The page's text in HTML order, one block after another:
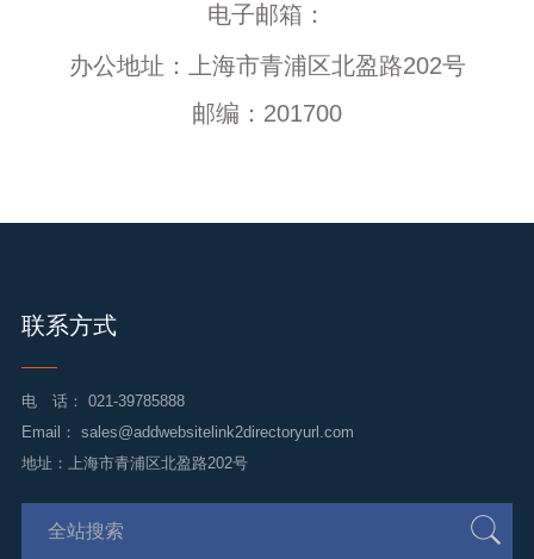
电子邮箱：
办公地址：上海市青浦区北盈路202号
邮编：201700
联系方式
电 话： 021-39785888
Email： sales@addwebsitelink2directoryurl.com
地址：上海市青浦区北盈路202号